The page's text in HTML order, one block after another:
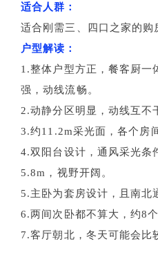
适合人群：
适合刚需三、四口之家的购
户型解读：
1.整体户型方正，餐客厨一
强，动线流畅。
2.动静分区明显，动线互不
3.约11.2m采光面，各个房
4.双阳台设计，通风采光条
5.8m，视野开阔。
5.主卧为套房设计，且南北
6.两间次卧都不算大，约8个
7.客厅朝北，冬天可能会比